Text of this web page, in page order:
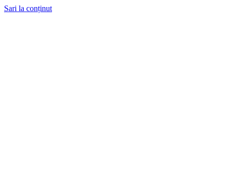
Sari la conținut